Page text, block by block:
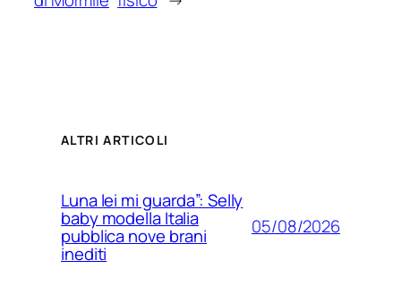
ALTRI ARTICOLI
Luna lei mi guarda”: Selly
baby modella Italia
pubblica nove brani
inediti
05/08/2026